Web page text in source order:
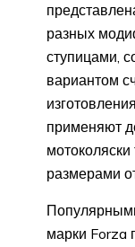
разных
ступицами,
вариантом
изготовления
применяют
размерами
марки Forza